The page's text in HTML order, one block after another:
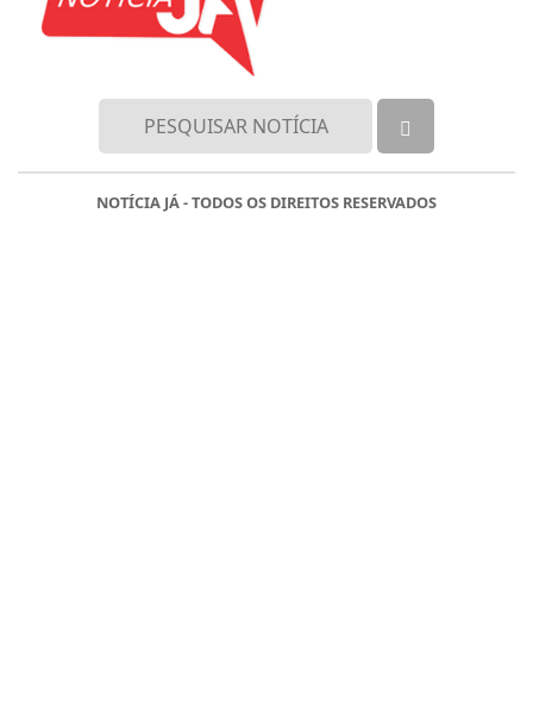
NOTÍCIA JÁ - TODOS OS DIREITOS RESERVADOS